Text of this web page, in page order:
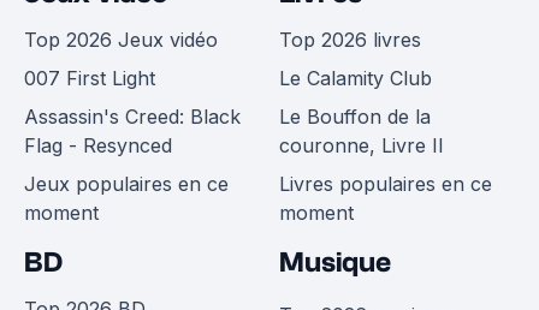
Top 2026 Jeux vidéo
007 First Light
Assassin's Creed: Black
Flag - Resynced
Jeux populaires en ce
moment
Top 2026 livres
Le Calamity Club
Le Bouffon de la
couronne, Livre II
Livres populaires en ce
moment
BD Musique